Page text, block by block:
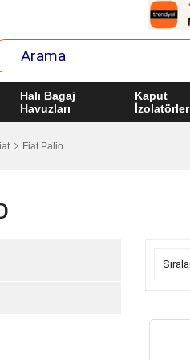
Halı Bagaj
Havuzları
Kaput
Fiat Palio